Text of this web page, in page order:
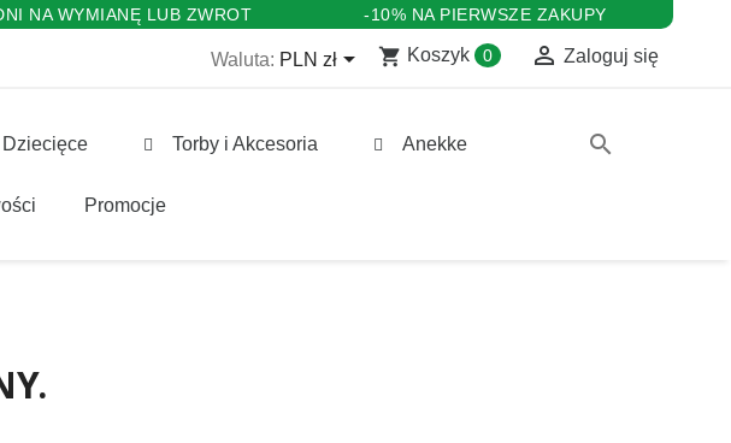
NA WYMIANĘ LUB ZWROT -10% NA PIERWSZE ZAKUPY
Waluta: PLN zł shopping_cart Koszyk 0  Zaloguj się
Dziecięce Torby i Akcesoria Anekke
Promocje
search